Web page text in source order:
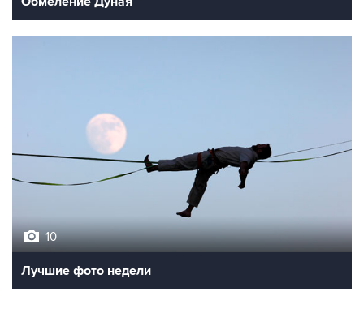
10
Лучшие фото недели